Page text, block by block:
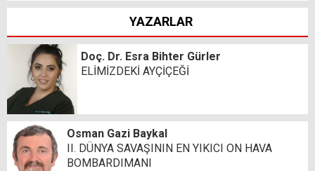
YAZARLAR
Doç. Dr. Esra Bihter Gürler
ELİMİZDEKİ AYÇİÇEĞİ
Osman Gazi Baykal
II. DÜNYA SAVAŞININ EN YIKICI ON HAVA
BOMBARDIMANI